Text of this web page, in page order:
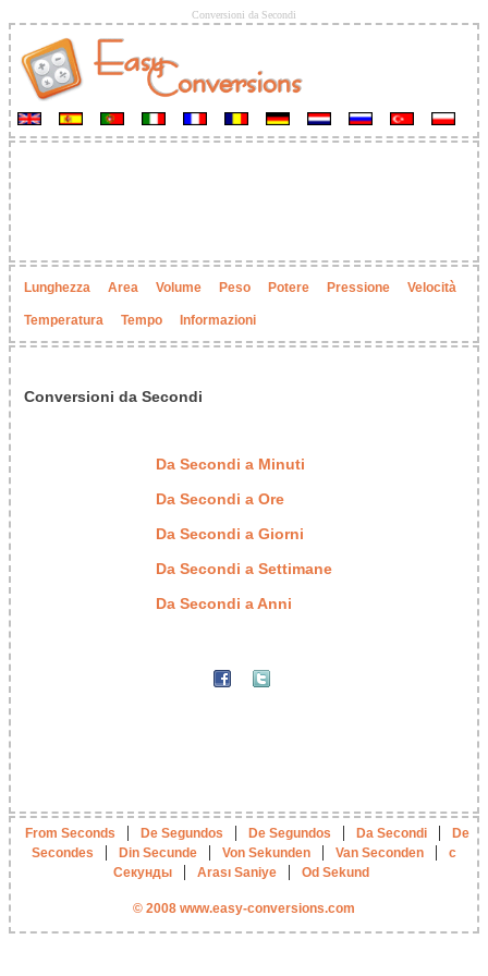
Conversioni da Secondi
Lunghezza Area Volume Peso Potere Pressione Velocità
Temperatura Tempo Informazioni
Conversioni da Secondi
Da Secondi a Minuti
Da Secondi a Ore
Da Secondi a Giorni
Da Secondi a Settimane
Da Secondi a Anni
From Seconds | De Segundos | De Segundos | Da Secondi |
De
Secondes
| Din Secunde | Von Sekunden | Van Seconden |
с
Секунды
| Arası Saniye | Od Sekund
© 2008 www.easy-conversions.com